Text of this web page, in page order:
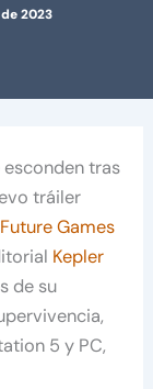
2023
tras
tráiler
Future Games
Kepler
de su
5 y PC,